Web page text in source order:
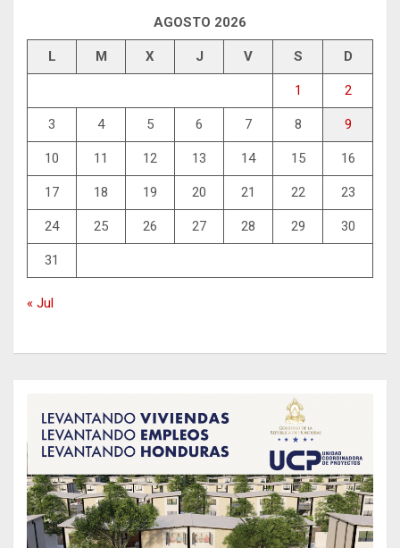
AGOSTO 2026
L M X J V S D
1 2
3 4 5 6 7 8 9
10 11 12 13 14 15 16
17 18 19 20 21 22 23
24 25 26 27 28 29 30
31
« Jul